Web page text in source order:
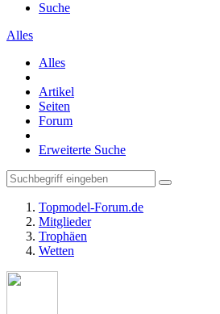
Suche
Alles
Alles
Artikel
Seiten
Forum
Erweiterte Suche
Topmodel-Forum.de
Mitglieder
Trophäen
Wetten